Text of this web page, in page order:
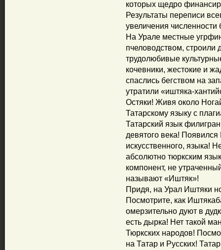
которых щедро
Результаты переписи
увеличения
На Урале местные
пчеловодством,
трудолюбивые
кочевники, жестокие и
спаслись бегством на
утратили «иштяка-
Остяки! Живя около
Татарскому языку с
Татарский язык
девятого века!
искусственного, языка!
абсолютно тюркским
компонент, не
называют «Иштяк»!
Придя, на Урал Иштяки
Посмотрите, как
омерзительно дуют в
есть дырка! Нет такой
Тюркских народов!
на Татар и Русских!